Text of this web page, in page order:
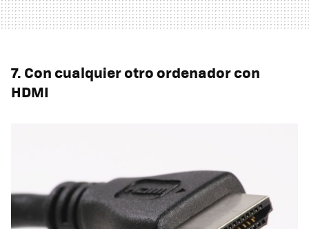
7. Con cualquier otro ordenador con
HDMI